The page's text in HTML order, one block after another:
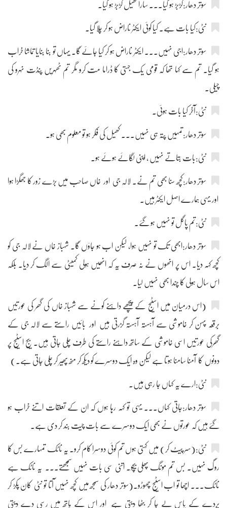
سوتر دھار:گڑبڑ ہو گیا۔۔۔ سارا کھیل گڑبڑ ہو گیا۔
نٹی:کیا بات ہے۔ کیا کوئی ایکٹر ناراض ہو کر چلا گیا۔
سوتر دھار:اجی نہیں۔۔۔ ایکٹر ناراض ہو کر کیا جائے گا۔ یہاں تو بنا بنایا تماشا خراب
ہو گیا۔ تم سے کہا تھا کہ قومی یک جہتی کا ڈراما مت کرو مگر تم ٹھہریں پنڈت نہرو کی
چیلی۔
نٹی:آخر کیا بات ہوئی۔
سوتر دھار:تمہیں پتہ ہی نہیں۔۔۔ کھیل کی فکر ہو تو معلوم بھی ہو۔
نٹی:بات بتاتے نہیں ، اپنی لگائے ہوئے ہو۔
سوتر دھار:کچھ سنا بھی تم نے۔ لالہ جی اور خاں صاحب میں بڑے زور کا جھگڑا ہوا
اور یہی ہمارے اصل ایکٹر ہیں۔
نٹی:تم پاگل تو نہیں ہو گئے۔
سوتر دھار:ابھی تک تو نہیں ہوا، لیکن اب ہو جاؤں گا۔ شہباز خاں نے لالہ جی کو
کچھ کہہ دیا۔ اس پر انھوں نے نہ صرف یہ کہ انھیں ہولی کمیٹی سے الگ کر دیا۔ بلکہ
اس سال ہولی کا چندا بھی نہیں لیا۔
(اس درمیان میں اسٹیج کے پیچھے داہنے کونے سے شہباز خاں کی گھر کی عورتیں
برقعہ پہن کر خاموشی سے آہستہ آہستہ گزرتی ہیں اور بائیں راستے سے لالہ جی کے
گھرکی عورتیں اسی خاموشی کے ساتھ داہنے راستے کی طرف چلی جاتی ہیں۔ بیج اسٹیج پر
دونوں کا آمنا سامنا ہوتا ہے لیکن وہ ایک دوسرے کو دیکھ کر منھ پھیر کر چلی جاتی ہے۔)
نٹی:ارے یہ کہاں جا رہی ہیں۔
سوتر دھار:جاتی کہاں۔۔۔ یہی تو کہہ رہا ہوں کہ ان کے تعلقات اتنے خراب ہو
گئے ہیں کہ عورتوں نے بھی ایک دوسرے سے بات چیت بند کر دی ہے۔
نٹی:(سر پیٹ کر) میں کہتی ہوں تم کوئی دوسرا کام کرو۔ یہ ناٹک تمہارے بس کا
روگ نہیں۔ بس تم مونگ پھلی بیچو۔ اتنی سی بات نہیں سمجھتے۔۔۔ یہ ناٹک ہے
ناٹک۔۔۔ اچھا تو اب اسٹیج چھوڑو۔(سوتر دھار کی سمجھ میں کچھ نہیں آتا تو نٹی کان پکڑ کر
پردے کے پاس لے جا کر بٹھا دیتی ہے اور اس کے ہاتھ میں رسی دے دیتی